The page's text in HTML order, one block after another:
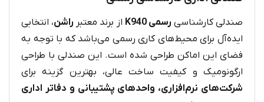
صندلی کارشناسی رسمی K940 از برند معتبر راشن، انتخابی
ایده‌آل برای محیط‌های کاری رسمی می‌باشد که با توجه به
فضای این اماکن طراحی شده است. این صندلی با طراحی
ارگونومیک و کیفیت ساخت عالی، بهترین گزینه برای
شرکت‌های نرم‌افزاری، واحدهای پشتیبانی و دفاتر اداری